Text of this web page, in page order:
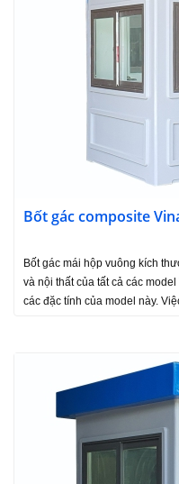
Bốt gác composite
Bốt gác mái hộp vuông kích
và nội thất của tất cả các
các đặc tính của model này.